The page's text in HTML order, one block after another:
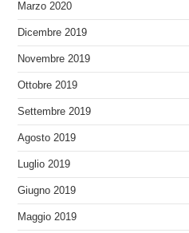
Marzo 2020
Dicembre 2019
Novembre 2019
Ottobre 2019
Settembre 2019
Agosto 2019
Luglio 2019
Giugno 2019
Maggio 2019